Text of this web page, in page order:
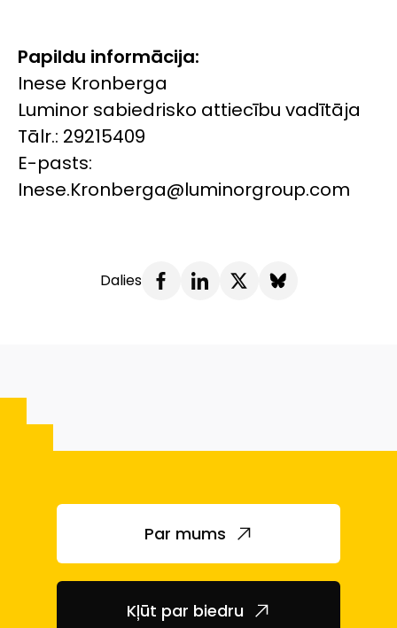
Papildu informācija:
Inese Kronberga
Luminor sabiedrisko attiecību vadītāja
Tālr.: 29215409
E-pasts:
Inese.Kronberga@luminorgroup.com
Dalies
Par mums
Kļūt par biedru